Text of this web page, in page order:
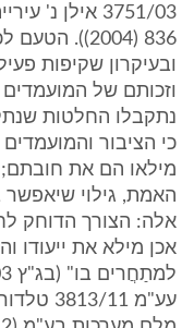
836 (2004)).
ובעיקרון שקיפות
וזכותם של
נתקבלו החלטות
כי הציבור והמועמדים
מילאו הם את חובתם;
האמת, גילוי שיאפשר
אלה: הצורך הדוחק
אכן מילא את ייעודו